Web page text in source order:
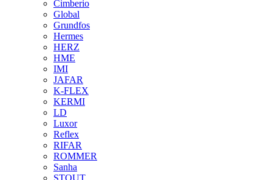
Cimberio
Global
Grundfos
Hermes
HERZ
HME
IMI
JAFAR
K-FLEX
KERMI
LD
Luxor
Reflex
RIFAR
ROMMER
Sanha
STOUT